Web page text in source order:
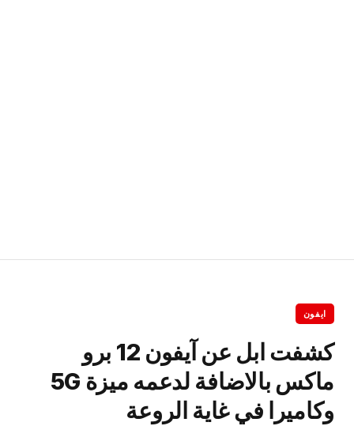
ايفون
كشفت ابل عن آيفون 12 برو
ماكس بالاضافة لدعمه ميزة 5G
وكاميرا في غاية الروعة